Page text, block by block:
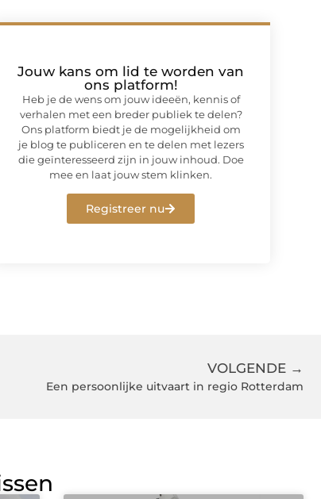
Jouw kans om lid te worden van
ons platform!
Heb je de wens om jouw ideeën, kennis of
verhalen met een breder publiek te delen?
Ons platform biedt je de mogelijkheid om
je blog te publiceren en te delen met lezers
die geïnteresseerd zijn in jouw inhoud. Doe
mee en laat jouw stem klinken.
Registreer nu
VOLGENDE →
Een persoonlijke uitvaart in regio Rotterdam